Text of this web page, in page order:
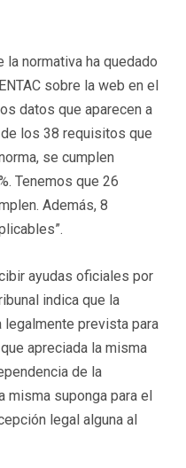
normativa ha quedado
sobre la web en el
datos que aparecen a
los 38 requisitos que
se cumplen
Tenemos que 26
Además, 8
ayudas oficiales por
indica que la
legalmente prevista para
apreciada la misma
de la
misma suponga para el
legal alguna al